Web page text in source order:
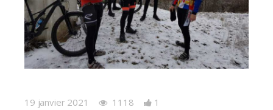
19 janvier 2021 1118 1